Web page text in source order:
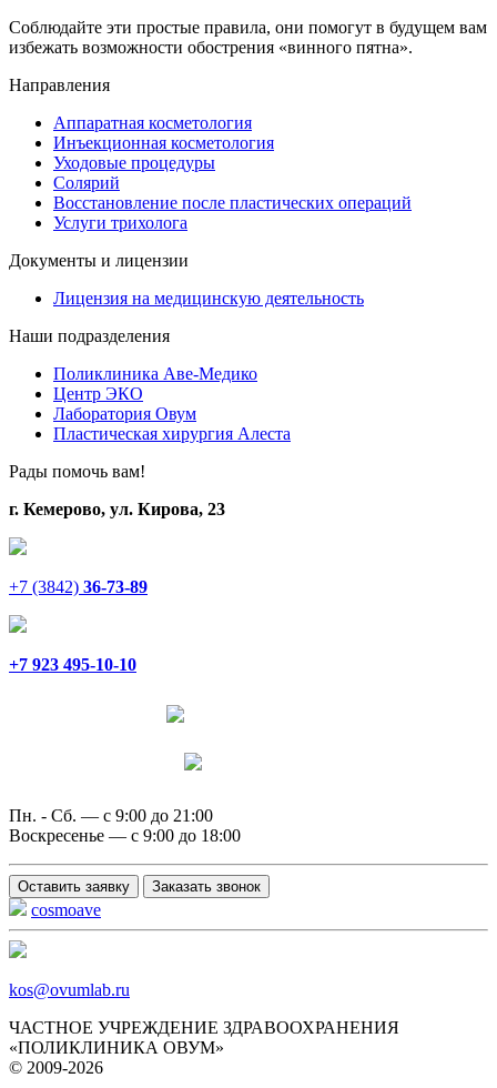
Соблюдайте эти простые правила, они помогут в будущем вам
избежать возможности обострения «винного пятна».
Направления
Аппаратная косметология
Инъекционная косметология
Уходовые процедуры
Солярий
Восстановление после пластических операций
Услуги трихолога
Документы и лицензии
Лицензия на медицинскую деятельность
Наши подразделения
Поликлиника Аве-Медико
Центр ЭКО
Лаборатория Овум
Пластическая хирургия Алеста
Рады помочь вам!
г. Кемерово, ул. Кирова, 23
+7 (3842) 36-73-89
+7 923 495-10-10
Пн. - Сб. — с 9:00 до 21:00
Воскресенье — с 9:00 до 18:00
Оставить заявку Заказать звонок
cosmoave
kos@ovumlab.ru
ЧАСТНОЕ УЧРЕЖДЕНИЕ ЗДРАВООХРАНЕНИЯ
«ПОЛИКЛИНИКА ОВУМ»
© 2009-2026